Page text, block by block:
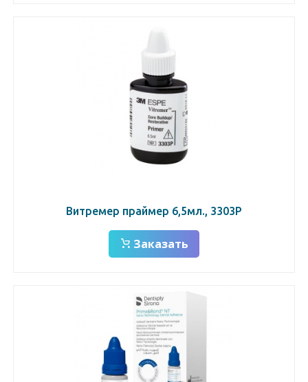
Витремер праймер 6,5мл., 3303Р
Заказать